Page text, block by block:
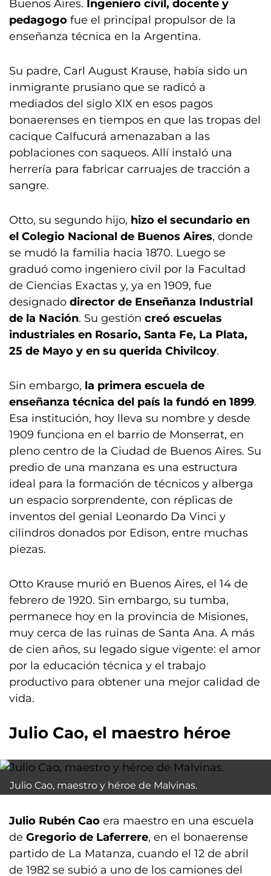
Buenos Aires. Ingeniero civil, docente y
pedagogo fue el principal propulsor de la
enseñanza técnica en la Argentina.
Su padre, Carl August Krause, había sido un
inmigrante prusiano que se radicó a
mediados del siglo XIX en esos pagos
bonaerenses en tiempos en que las tropas del
cacique Calfucurá amenazaban a las
poblaciones con saqueos. Allí instaló una
herrería para fabricar carruajes de tracción a
sangre.
Otto, su segundo hijo, hizo el secundario en
el Colegio Nacional de Buenos Aires, donde
se mudó la familia hacia 1870. Luego se
graduó como ingeniero civil por la Facultad
de Ciencias Exactas y, ya en 1909, fue
designado director de Enseñanza Industrial
de la Nación. Su gestión creó escuelas
industriales en Rosario, Santa Fe, La Plata,
25 de Mayo y en su querida Chivilcoy.
Sin embargo, la primera escuela de
enseñanza técnica del país la fundó en 1899.
Esa institución, hoy lleva su nombre y desde
1909 funciona en el barrio de Monserrat, en
pleno centro de la Ciudad de Buenos Aires. Su
predio de una manzana es una estructura
ideal para la formación de técnicos y alberga
un espacio sorprendente, con réplicas de
inventos del genial Leonardo Da Vinci y
cilindros donados por Edison, entre muchas
piezas.
Otto Krause murió en Buenos Aires, el 14 de
febrero de 1920. Sin embargo, su tumba,
permanece hoy en la provincia de Misiones,
muy cerca de las ruinas de Santa Ana. A más
de cien años, su legado sigue vigente: el amor
por la educación técnica y el trabajo
productivo para obtener una mejor calidad de
vida.
Julio Cao, el maestro héroe
Julio Cao, maestro y héroe de Malvinas.
Julio Rubén Cao era maestro en una escuela
de Gregorio de Laferrere, en el bonaerense
partido de La Matanza, cuando el 12 de abril
de 1982 se subió a uno de los camiones del